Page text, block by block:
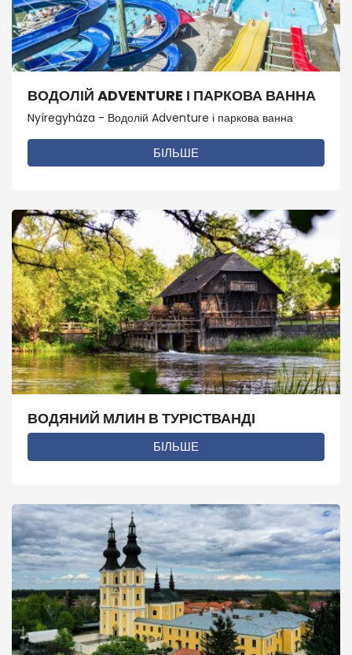
ВОДОЛІЙ ADVENTURE І ПАРКОВА ВАННА
Nyíregyháza - Водолій Adventure і паркова ванна
БІЛЬШЕ
ВОДЯНИЙ МЛИН В ТУРІСТВАНДІ
БІЛЬШЕ